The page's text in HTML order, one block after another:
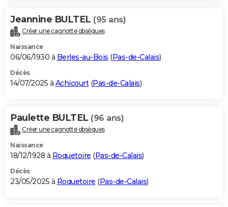
Jeannine BULTEL (95 ans)
Créer une cagnotte obsèques
Naissance
06/06/1930 à Berles-au-Bois (Pas-de-Calais)
Décès
14/07/2025 à Achicourt(Pas-de-Calais)
Paulette BULTEL (96 ans)
Créer une cagnotte obsèques
Naissance
18/12/1928 à Roquetoire (Pas-de-Calais)
Décès
23/05/2025 à Roquetoire (Pas-de-Calais)